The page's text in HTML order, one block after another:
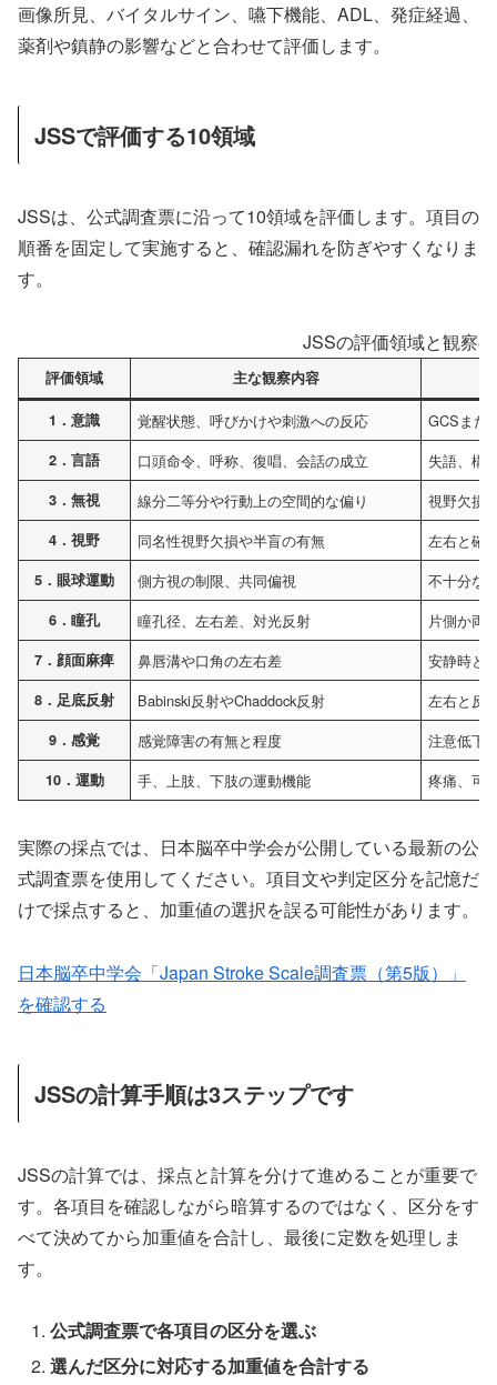
画像所見、バイタルサイン、嚥下機能、ADL、発症経過、
薬剤や鎮静の影響などと合わせて評価します。
JSSで評価する10領域
JSSは、公式調査票に沿って10領域を評価します。項目の
順番を固定して実施すると、確認漏れを防ぎやすくなりま
す。
JSSの評価領域と観察
評価領域 主な観察内容
1．意識 覚醒状態、呼びかけや刺激への反応 GCSまた
2．言語 口頭命令、呼称、復唱、会話の成立 失語、構
3．無視 線分二等分や行動上の空間的な偏り 視野欠損
4．視野 同名性視野欠損や半盲の有無 左右と確
5．眼球運動 側方視の制限、共同偏視 不十分な
6．瞳孔 瞳孔径、左右差、対光反射 片側か両
7．顔面麻痺 鼻唇溝や口角の左右差 安静時と
8．足底反射 Babinski反射やChaddock反射 左右と反
9．感覚 感覚障害の有無と程度 注意低下
10．運動 手、上肢、下肢の運動機能 疼痛、可
実際の採点では、日本脳卒中学会が公開している最新の公
式調査票を使用してください。項目文や判定区分を記憶だ
けで採点すると、加重値の選択を誤る可能性があります。
日本脳卒中学会「Japan Stroke Scale調査票（第5版）」
を確認する
JSSの計算手順は3ステップです
JSSの計算では、採点と計算を分けて進めることが重要で
す。各項目を確認しながら暗算するのではなく、区分をす
べて決めてから加重値を合計し、最後に定数を処理しま
す。
公式調査票で各項目の区分を選ぶ
選んだ区分に対応する加重値を合計する